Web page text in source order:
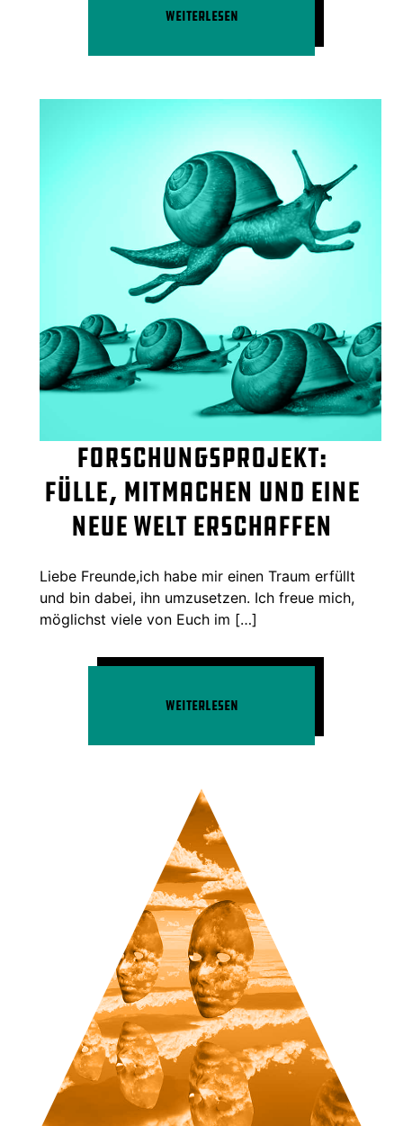
Weiterlesen
Forschungsprojekt:
Fülle, Mitmachen und eine
neue Welt erschaffen
Liebe Freunde,ich habe mir einen Traum erfüllt
und bin dabei, ihn umzusetzen. Ich freue mich,
möglichst viele von Euch im […]
Weiterlesen